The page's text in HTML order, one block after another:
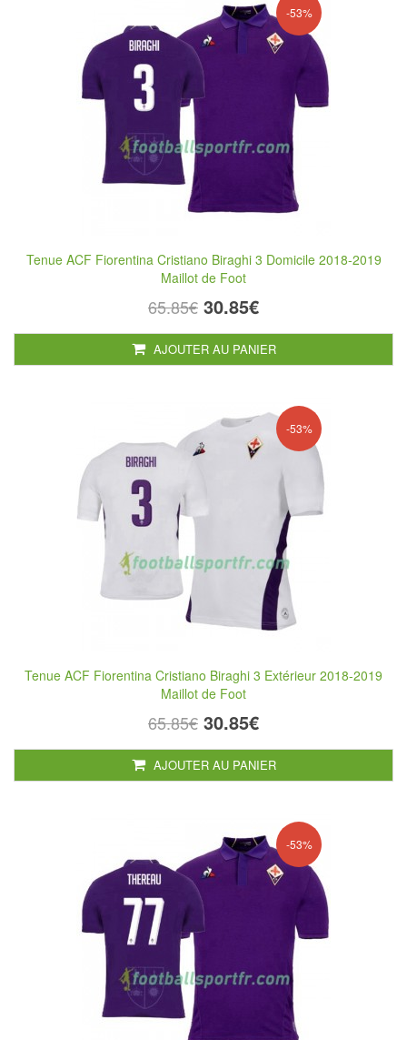
-53%
Tenue ACF Fiorentina Cristiano Biraghi 3 Domicile 2018-2019
Maillot de Foot
65.85€ 30.85€
AJOUTER AU PANIER
-53%
Tenue ACF Fiorentina Cristiano Biraghi 3 Extérieur 2018-2019
Maillot de Foot
65.85€ 30.85€
AJOUTER AU PANIER
-53%